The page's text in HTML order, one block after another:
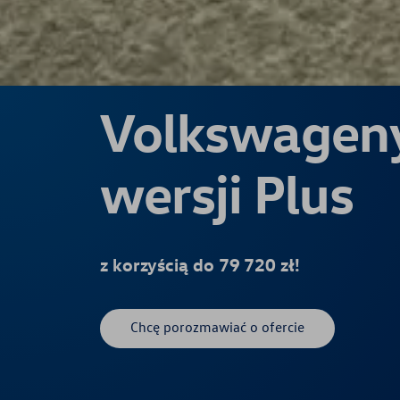
wersji Plus
z korzyścią do 79 720 zł!
Chcę porozmawiać o ofercie